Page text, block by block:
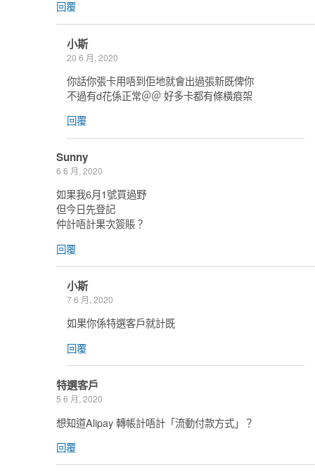
回覆
小斯
20 6 月, 2020
你話你張卡用唔到佢地就會出過張新既俾你
不過有d花係正常＠＠ 好多卡都有條橫痕架
回覆
Sunny
6 6 月, 2020
如果我6月1號買過野
但今日先登記
仲計唔計果次簽賬？
回覆
小斯
7 6 月, 2020
如果你係特選客戶就計既
回覆
特選客戶
5 6 月, 2020
想知道Alipay 轉帳計唔計「流動付款方式」？
回覆